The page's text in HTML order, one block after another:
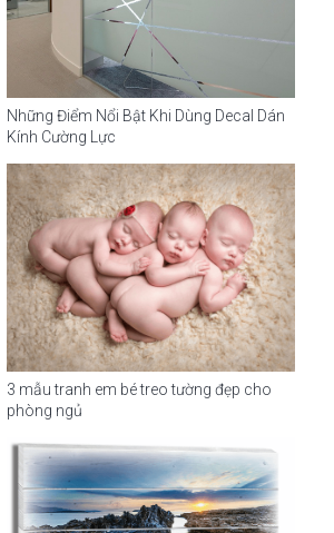
Những Điểm Nổi Bật Khi Dùng Decal Dán
Kính Cường Lực
3 mẫu tranh em bé treo tường đẹp cho
phòng ngủ